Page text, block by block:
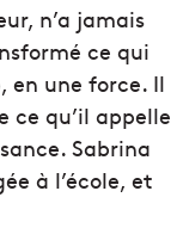
n’a jamais
ce qui
une force. Il
ce qu’il appelle
Sabrina
à l’école, et